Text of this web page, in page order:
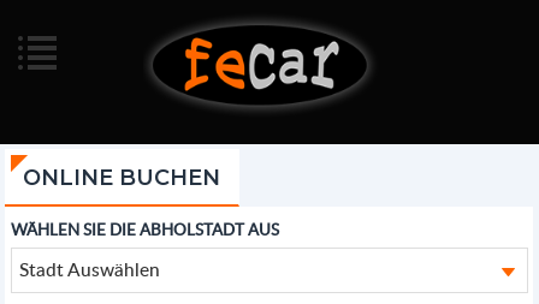
ONLINE BUCHEN
WÄHLEN SIE DIE ABHOLSTADT AUS
Stadt Auswählen